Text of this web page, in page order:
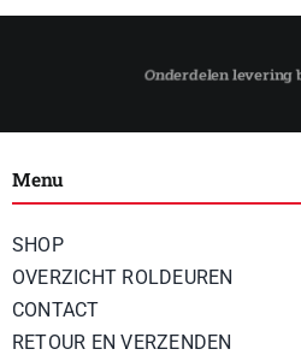
Menu
SHOP
OVERZICHT ROLDEUREN
CONTACT
RETOUR EN VERZENDEN